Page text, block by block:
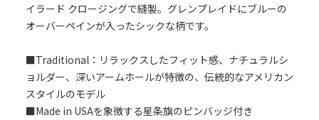
イラード クロージングで縫製。グレンプレイドにブルーの
オーバーペインが入ったシックな柄です。
■Traditional：リラックスしたフィット感、ナチュラルシ
ョルダー、深いアームホールが特徴の、伝統的なアメリカン
スタイルのモデル
■Made in USAを象徴する星条旗のピンバッジ付き